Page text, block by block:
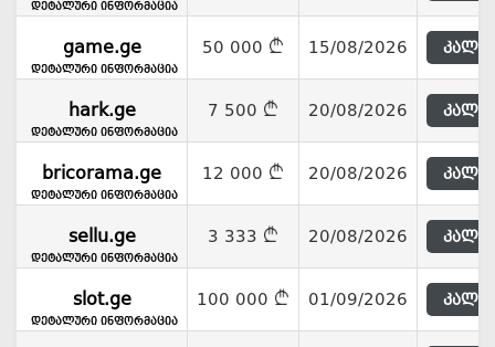
დეტალური ინფორმაცია
game.ge
დეტალური ინფორმაცია
50 000 15/08/2026
hark.ge
დეტალური ინფორმაცია
7 500 20/08/2026
bricorama.ge
დეტალური ინფორმაცია
12 000 20/08/2026
sellu.ge
დეტალური ინფორმაცია
3 333 20/08/2026
slot.ge
დეტალური ინფორმაცია
100 000 01/09/2026